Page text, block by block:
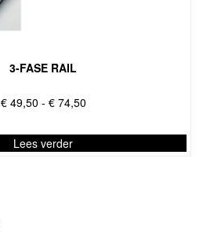
3-FASE RAIL
€49,50 - €74,50Prijsklasse:
tot
€ 74,50
Lees verder